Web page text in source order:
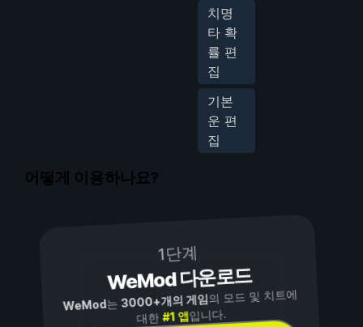
치명
타 확
률 편
집
기본
운 편
집
어떻게 이용하나요?
1단계
WeMod 다운로드
WeMod는3000+개의 게임의 모드 및 치트에
대한#1 앱입니다.